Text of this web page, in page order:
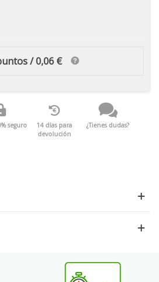
/ 0,06 €
seguro
14 días para
devolución
¿Tienes dudas?